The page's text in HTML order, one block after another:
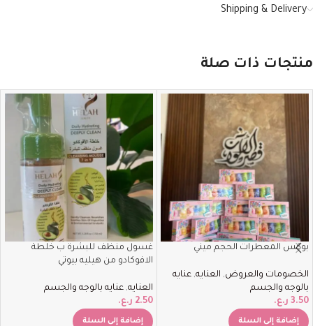
Shipping & Delivery
منتجات ذات صلة
بوكس المعطرات الحجم ميني
الخصومات والعروض, العنايه, عنايه
بالوجه والجسم
3.50 ر.ع.
إضافة إلى السلة
غسول منظف للبشرة ب خلطة
الافوكادو من هيليه بيوتي
العنايه, عنايه بالوجه والجسم
2.50 ر.ع.
إضافة إلى السلة